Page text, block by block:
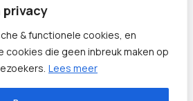
& functionele cookies, en
cookies die geen inbreuk maken op
Lees meer